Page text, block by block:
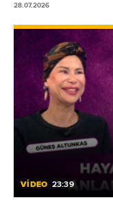
28.07.2026
VİDEO 23:39